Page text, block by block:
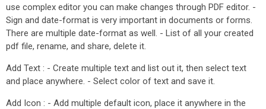
use complex editor you can make changes through PDF editor. -
Sign and date-format is very important in documents or forms.
There are multiple date-format as well. - List of all your created
pdf file, rename, and share, delete it.
Add Text : - Create multiple text and list out it, then select text
and place anywhere. - Select color of text and save it.
Add Icon : - Add multiple default icon, place it anywhere in the